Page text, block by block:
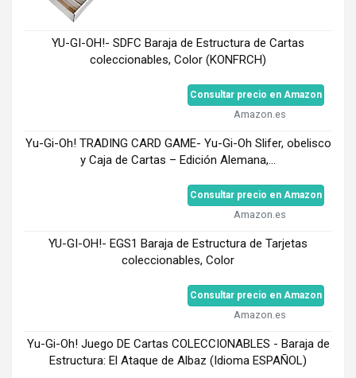
YU-GI-OH!- SDFC Baraja de Estructura de Cartas
coleccionables, Color (KONFRCH)
Consultar precio en Amazon
Amazon.es
Yu-Gi-Oh! TRADING CARD GAME- Yu-Gi-Oh Slifer, obelisco
y Caja de Cartas – Edición Alemana,...
Consultar precio en Amazon
Amazon.es
YU-GI-OH!- EGS1 Baraja de Estructura de Tarjetas
coleccionables, Color
Consultar precio en Amazon
Amazon.es
Yu-Gi-Oh! Juego DE Cartas COLECCIONABLES - Baraja de
Estructura: El Ataque de Albaz (Idioma ESPAÑOL)